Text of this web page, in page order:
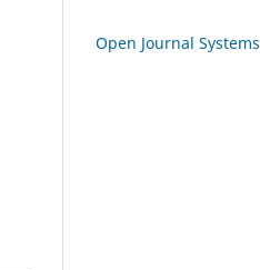
Open Journal Systems